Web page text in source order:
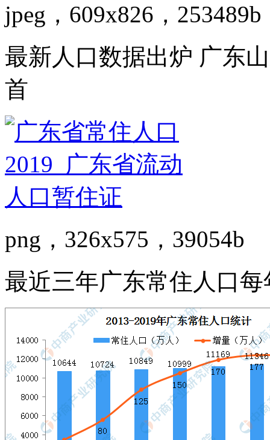
jpeg，609x826，253489b
最新人口数据出炉 广东
首
png，326x575，39054b
最近三年广东常住人口